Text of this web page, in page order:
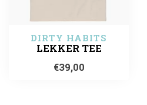
DIRTY HABITS
LEKKER TEE
€39,00